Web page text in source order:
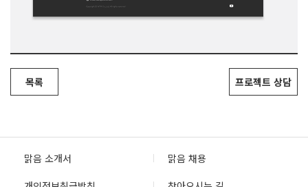
목록 프로젝트 상담
맑음 소개서
맑음 채용